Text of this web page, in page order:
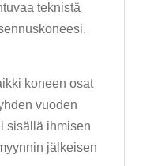
teknistä
koneen osat
vuoden
sisällä ihmisen
jälkeisen